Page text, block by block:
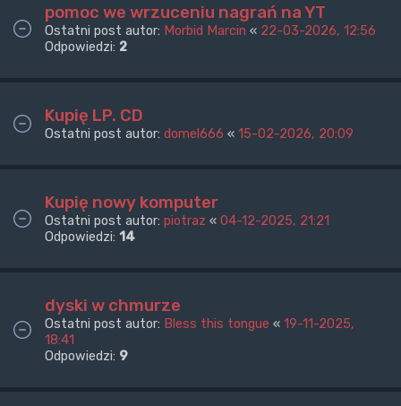
pomoc we wrzuceniu nagrań na YT
Ostatni post autor: Morbid Marcin « 22-03-2026, 12:56
Odpowiedzi: 2
Kupię LP. CD
Ostatni post autor: domel666 « 15-02-2026, 20:09
Kupię nowy komputer
Ostatni post autor: piotraz « 04-12-2025, 21:21
Odpowiedzi: 14
dyski w chmurze
Ostatni post autor: Bless this tongue « 19-11-2025,
18:41
Odpowiedzi: 9